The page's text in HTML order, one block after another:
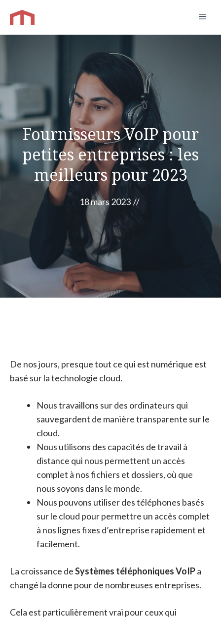
contenu
Fournisseurs VoIP pour
petites entreprises : les
meilleurs pour 2023
18 mars 2023 //
De nos jours, presque tout ce qui est numérique est
basé sur la technologie cloud.
Nous travaillons sur des ordinateurs qui
sauvegardent de manière transparente sur le
cloud.
Nous utilisons des capacités de travail à
distance qui nous permettent un accès
complet à nos fichiers et dossiers, où que
nous soyons dans le monde.
Nous pouvons utiliser des téléphones basés
sur le cloud pour permettre un accès complet
à nos lignes fixes d’entreprise rapidement et
facilement.
La croissance deSystèmes téléphoniques VoIPa
changé la donne pour de nombreuses entreprises.
Cela est particulièrement vrai pour ceux qui